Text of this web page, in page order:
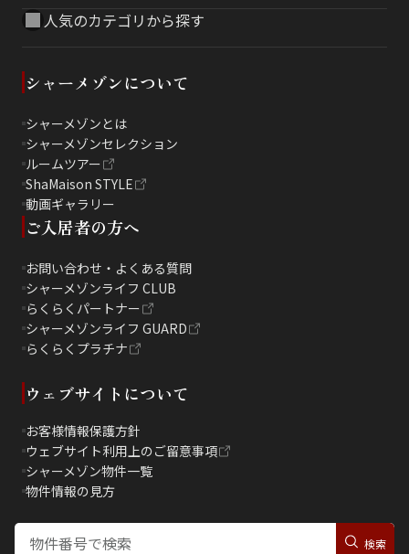
人気のカテゴリから探す
シャーメゾンについて
シャーメゾンとは
シャーメゾンセレクション
ルームツアー
ShaMaison STYLE
動画ギャラリー
ご入居者の方へ
お問い合わせ・よくある質問
シャーメゾンライフ CLUB
らくらくパートナー
シャーメゾンライフ GUARD
らくらくプラチナ
ウェブサイトについて
お客様情報保護方針
ウェブサイト利用上のご留意事項
シャーメゾン物件一覧
物件情報の見方